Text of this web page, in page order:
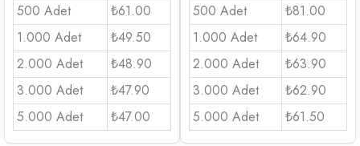
500 Adet
₺61.00
1.000 Adet
₺49.50
2.000 Adet
₺48.90
3.000 Adet
₺47.90
5.000 Adet
₺47.00
500 Adet
₺81.00
1.000 Adet
₺64.90
2.000 Adet
₺63.90
3.000 Adet
₺62.90
5.000 Adet
₺61.50